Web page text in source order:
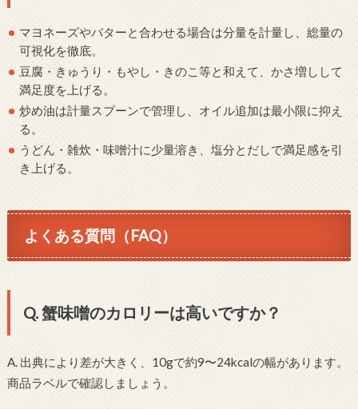
マヨネーズやバターと合わせる場合は分量を計量し、総量の
可視化を徹底。
豆腐・きゅうり・もやし・きのこ等と和えて、かさ増しして
満足度を上げる。
炒め油は計量スプーンで管理し、オイル追加は最小限に抑え
る。
うどん・雑炊・味噌汁に少量溶き、塩分とだしで満足感を引
き上げる。
よくある質問（FAQ）
Q. 蟹味噌のカロリーは高いですか？
A. 出典により差が大きく、10gで約9〜24kcalの幅があります。
商品ラベルで確認しましょう。